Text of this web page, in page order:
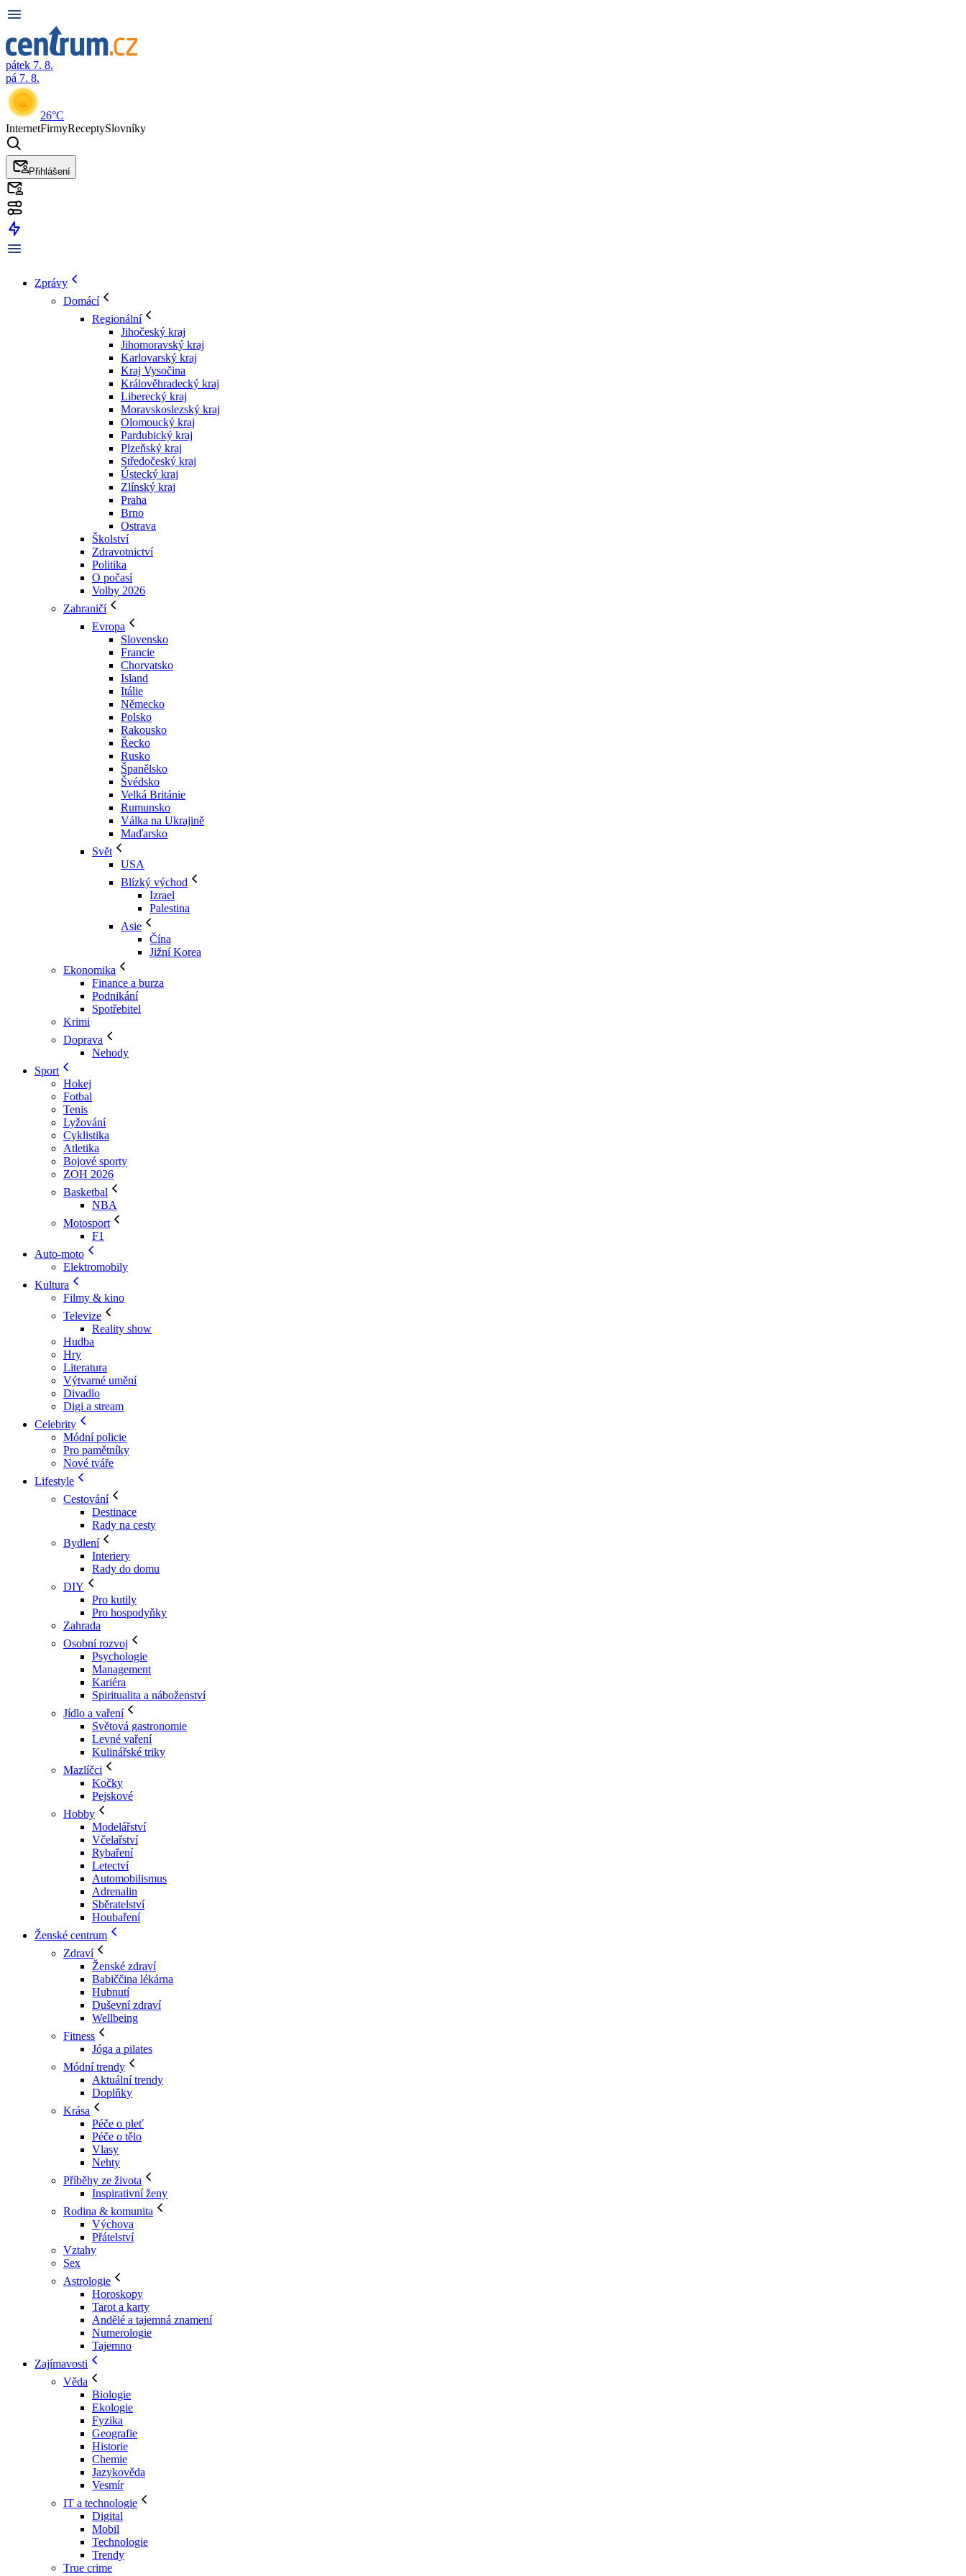
pátek 7. 8.
pá 7. 8.
26°C
InternetFirmyReceptySlovníky
Přihlášení
Zprávy
Domácí
Regionální
Jihočeský kraj
Jihomoravský kraj
Karlovarský kraj
Kraj Vysočina
Králověhradecký kraj
Liberecký kraj
Moravskoslezský kraj
Olomoucký kraj
Pardubický kraj
Plzeňský kraj
Středočeský kraj
Ústecký kraj
Zlínský kraj
Praha
Brno
Ostrava
Školství
Zdravotnictví
Politika
O počasí
Volby 2026
Zahraničí
Evropa
Slovensko
Francie
Chorvatsko
Island
Itálie
Německo
Polsko
Rakousko
Řecko
Rusko
Španělsko
Švédsko
Velká Británie
Rumunsko
Válka na Ukrajině
Maďarsko
Svět
USA
Blízký východ
Izrael
Palestina
Asie
Čína
Jižní Korea
Ekonomika
Finance a burza
Podnikání
Spotřebitel
Krimi
Doprava
Nehody
Sport
Hokej
Fotbal
Tenis
Lyžování
Cyklistika
Atletika
Bojové sporty
ZOH 2026
Basketbal
NBA
Motosport
F1
Auto-moto
Elektromobily
Kultura
Filmy & kino
Televize
Reality show
Hudba
Hry
Literatura
Výtvarné umění
Divadlo
Digi a stream
Celebrity
Módní policie
Pro pamětníky
Nové tváře
Lifestyle
Cestování
Destinace
Rady na cesty
Bydlení
Interiery
Rady do domu
DIY
Pro kutily
Pro hospodyňky
Zahrada
Osobní rozvoj
Psychologie
Management
Kariéra
Spiritualita a náboženství
Jídlo a vaření
Světová gastronomie
Levné vaření
Kulinářské triky
Mazlíčci
Kočky
Pejskové
Hobby
Modelářství
Včelařství
Rybaření
Letectví
Automobilismus
Adrenalin
Sběratelství
Houbaření
Ženské centrum
Zdraví
Ženské zdraví
Babiččina lékárna
Hubnutí
Duševní zdraví
Wellbeing
Fitness
Jóga a pilates
Módní trendy
Aktuální trendy
Doplňky
Krása
Péče o pleť
Péče o tělo
Vlasy
Nehty
Příběhy ze života
Inspirativní ženy
Rodina & komunita
Výchova
Přátelství
Vztahy
Sex
Astrologie
Horoskopy
Tarot a karty
Andělé a tajemná znamení
Numerologie
Tajemno
Zajímavosti
Věda
Biologie
Ekologie
Fyzika
Geografie
Historie
Chemie
Jazykověda
Vesmír
IT a technologie
Digital
Mobil
Technologie
Trendy
True crime